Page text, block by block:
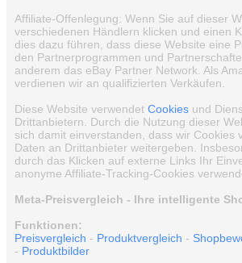
Affiliate-Offenlegung: Wenn Sie auf dieser
verschiedenen Händlern klicken und einen
dies dazu führen, dass diese Website eine
den Partnerprogrammen und
anderem das eBay Partner Network. Als
verdienen wir an qualifizierten Verkäufen.
Diese Website verwendet Cookies und
Drittanbietern. Durch die Nutzung dieser
sich damit einverstanden, dass wir Cookies
Daten an Drittanbieter weitergeben.
durch das Klicken auf externe Links Ihr
anonyme Affiliate-Tracking-Cookies
Meta-Preisvergleich - Ihre intelligente
Funktionen:
Preisvergleich - Produktvergleich -
- Produktbilder